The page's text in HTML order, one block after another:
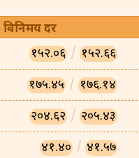
विनिमय दर
१५२.०६ / १५२.६६
१७५.४५ / १७६.१४
२०४.६२ / २०५.४३
४१.४० / ४१.५७